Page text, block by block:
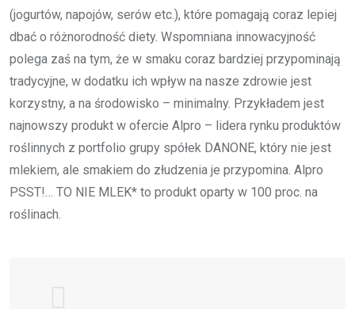
(jogurtów, napojów, serów etc.), które pomagają coraz lepiej
dbać o różnorodność diety. Wspomniana innowacyjność
polega zaś na tym, że w smaku coraz bardziej przypominają
tradycyjne, w dodatku ich wpływ na nasze zdrowie jest
korzystny, a na środowisko – minimalny. Przykładem jest
najnowszy produkt w ofercie Alpro – lidera rynku produktów
roślinnych z portfolio grupy spółek DANONE, który nie jest
mlekiem, ale smakiem do złudzenia je przypomina. Alpro
PSST!… TO NIE MLEK* to produkt oparty w 100 proc. na
roślinach.